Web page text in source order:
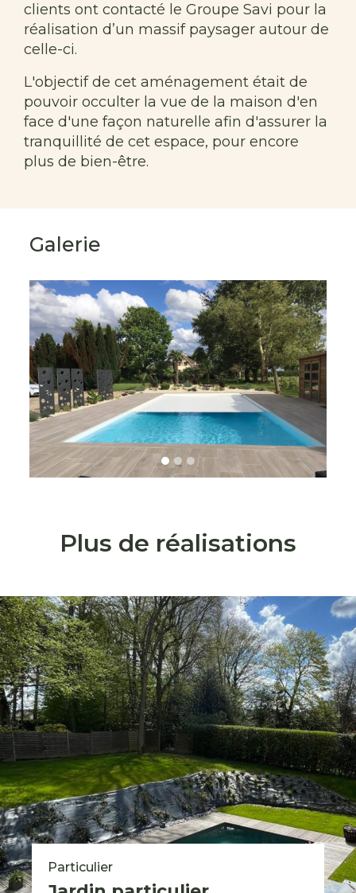
clients ont contacté le Groupe Savi pour la
réalisation d’un massif paysager autour de
celle-ci.
L'objectif de cet aménagement était de
pouvoir occulter la vue de la maison d'en
face d'une façon naturelle afin d'assurer la
tranquillité de cet espace, pour encore
plus de bien-être.
Galerie
Plus de réalisations
Particulier